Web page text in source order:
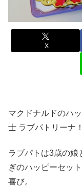
X
マクドナルドのハ
士 ラブパトリーナ
ラブパトは3歳の娘
ぎのハッピーセッ
喜び。